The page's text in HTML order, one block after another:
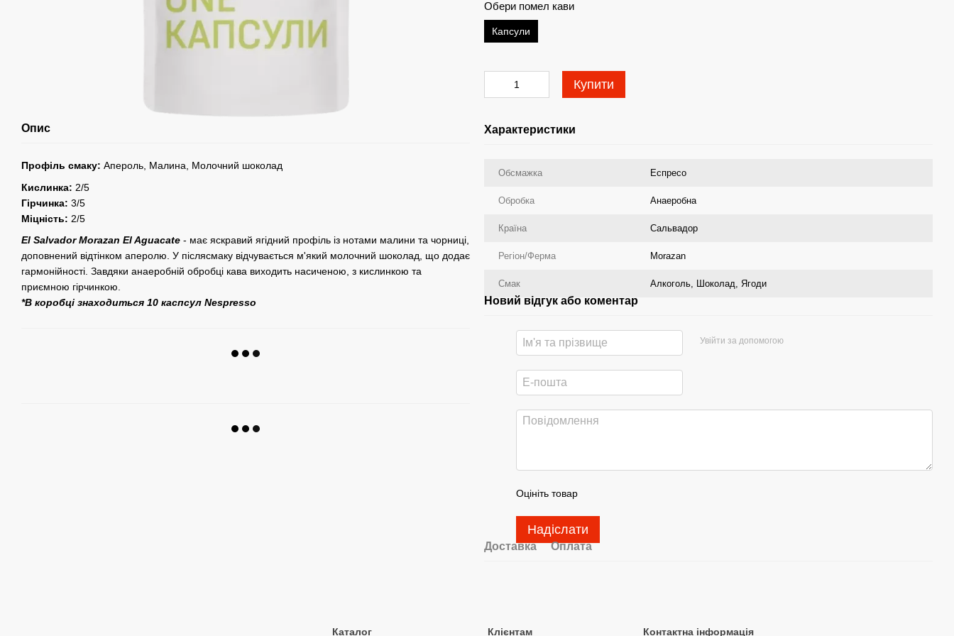
Опис
Профіль смаку: Апероль, Малина, Молочний шоколад
Кислинка: 2/5
Гірчинка: 3/5
Міцність: 2/5
El Salvador Morazan El Aguacate - має яскравий ягідний профіль із нотами малини та чорниці,
доповнений відтінком аперолю. У післясмаку відчувається м'який молочний шоколад, що додає
гармонійності. Завдяки анаеробній обробці кава виходить насиченою, з кислинкою та
приємною гірчинкою.
*В коробці знаходиться 10 каспсул Nespresso
Обери помел кави
Капсули
Купити
Характеристики
Обсмажка Еспресо
Обробка Анаеробна
Країна Сальвадор
Регіон/Ферма Morazan
Смак Алкоголь, Шоколад, Ягоди
Новий відгук або коментар
Увійти за допомогою
Оцініть товар
Надіслати
Доставка Оплата
Каталог Клієнтам Контактна інформація